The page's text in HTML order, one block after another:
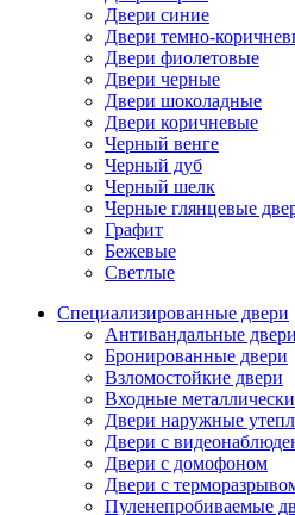
Двери синие
Двери темно-
Двери фиолетовые
Двери черные
Двери шоколадные
Двери коричневые
Черный венге
Черный дуб
Черный шелк
Черные глянцевые
Графит
Бежевые
Светлые
Специализированные двери
Антивандальные двери
Бронированные двери
Взломостойкие двери
Входные
Двери наружные
Двери с
Двери с домофоном
Двери с
Пуленепробиваемые